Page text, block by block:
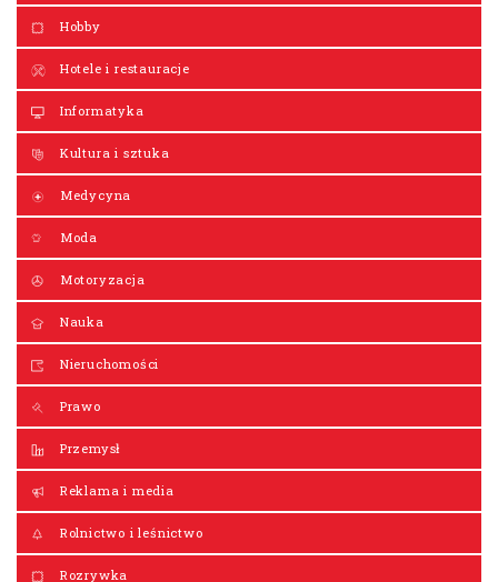
Hobby
Hotele i restauracje
Informatyka
Kultura i sztuka
Medycyna
Moda
Motoryzacja
Nauka
Nieruchomości
Prawo
Przemysł
Reklama i media
Rolnictwo i leśnictwo
Rozrywka